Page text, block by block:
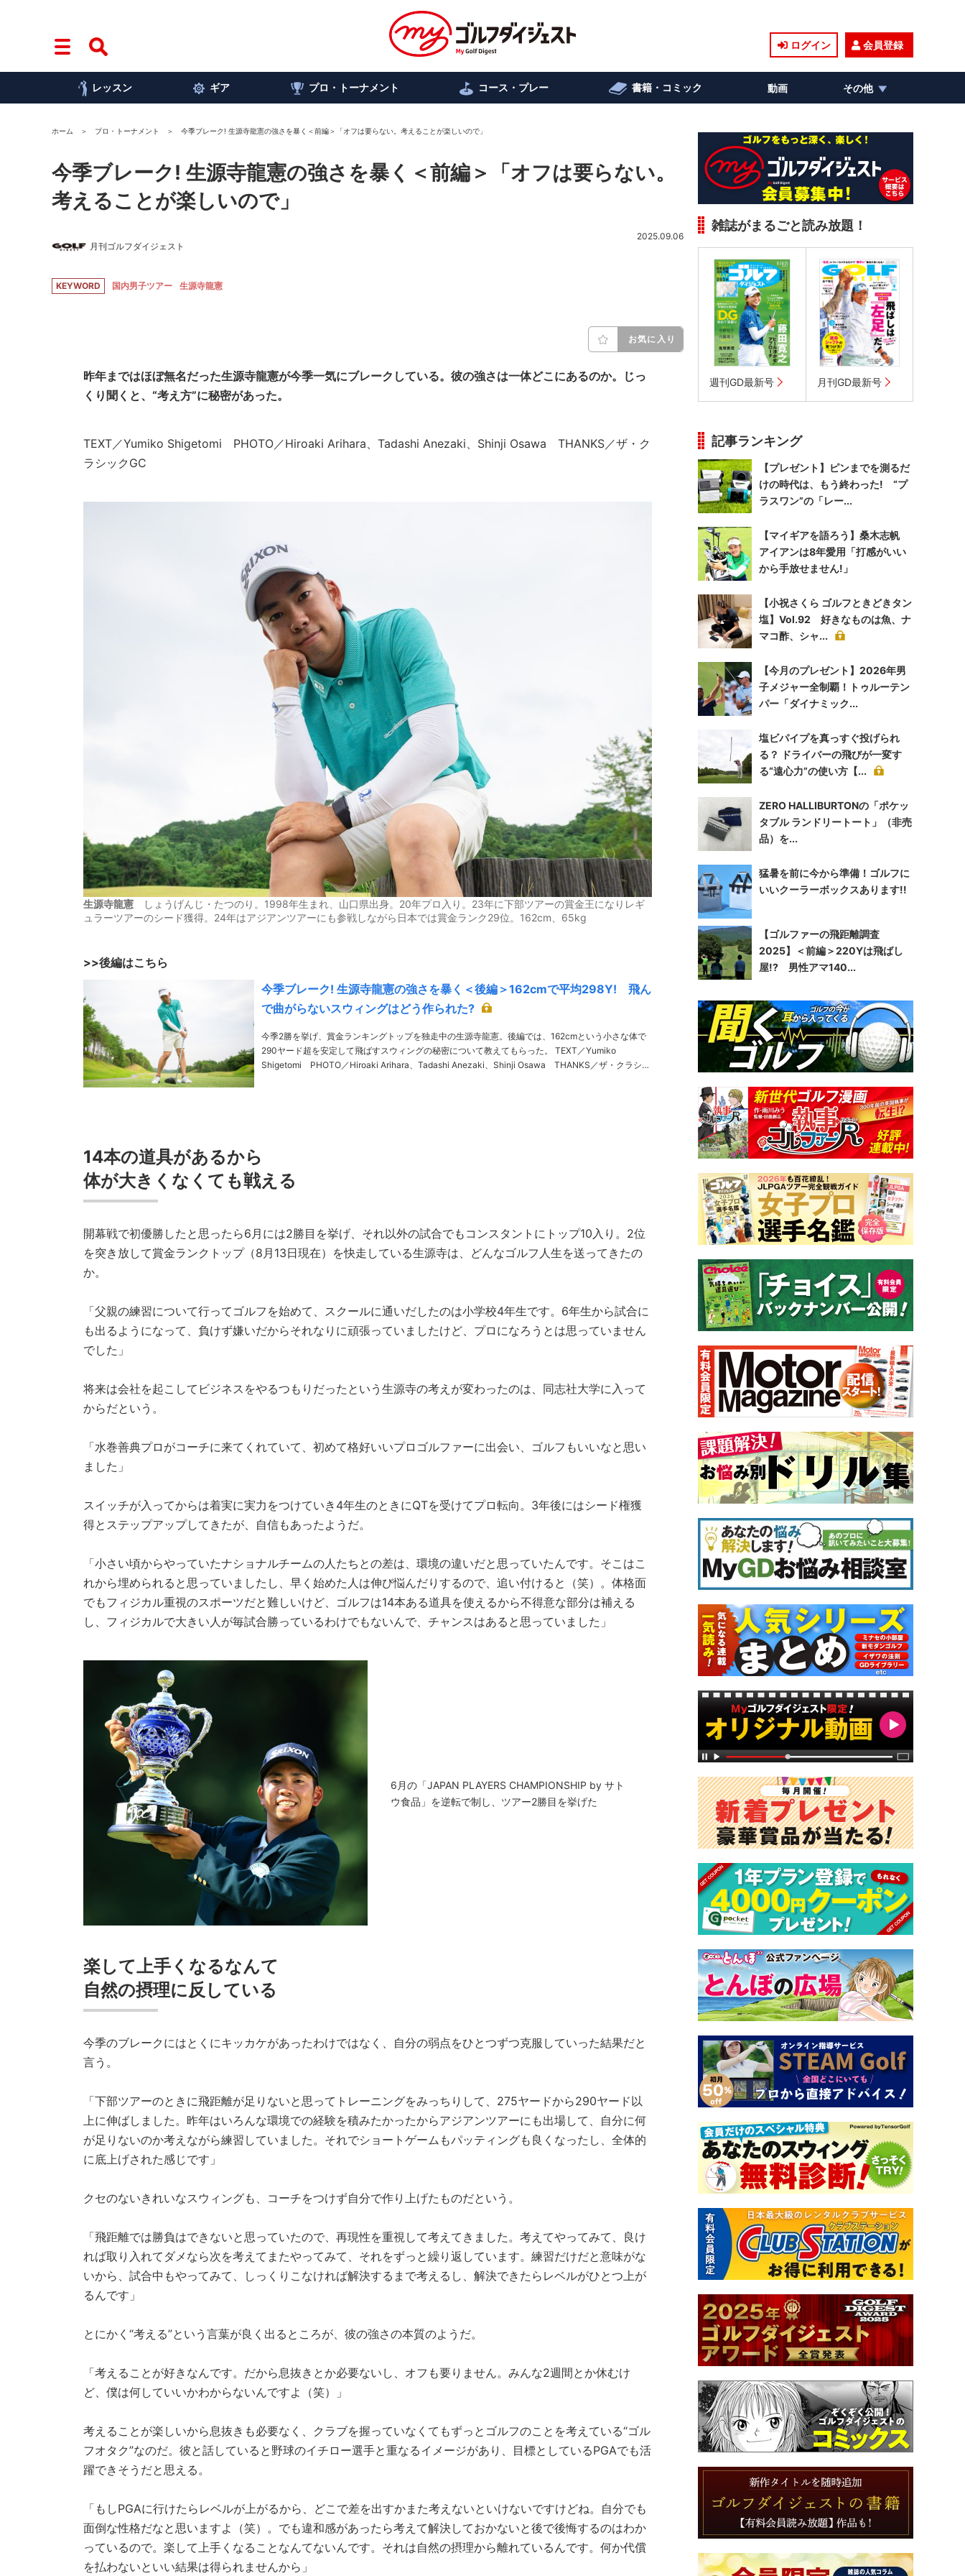
ログイン 会員登録
レッスン ギア プロ・トーナメント コース・プレー 書籍・コミック 動画 その他
ホーム プロ・トーナメント 今季ブレーク! 生源寺龍憲の強さを暴く＜前編＞「オフは要らない。考えることが楽しいので」
今季ブレーク! 生源寺龍憲の強さを暴く＜前編＞「オフは要らない。
考えることが楽しいので」
月刊ゴルフダイジェスト
2025.09.06
KEYWORD 国内男子ツアー 生源寺龍憲
お気に入り
昨年まではほぼ無名だった生源寺龍憲が今季一気にブレークしている。彼の強さは一体どこにあるのか。じっ
くり聞くと、“考え方”に秘密があった。
TEXT／Yumiko Shigetomi PHOTO／Hiroaki Arihara、Tadashi Anezaki、Shinji Osawa THANKS／ザ・ク
ラシックGC
生源寺龍憲 しょうげんじ・たつのり。1998年生まれ、山口県出身。20年プロ入り。23年に下部ツアーの賞金王になりレギ
ュラーツアーのシード獲得。24年はアジアンツアーにも参戦しながら日本では賞金ランク29位。162cm、65kg
>>後編はこちら
今季ブレーク! 生源寺龍憲の強さを暴く＜後編＞162cmで平均298Y! 飛ん
で曲がらないスウィングはどう作られた?
今季2勝を挙げ、賞金ランキングトップを独走中の生源寺龍憲。後編では、162cmという小さな体で
290ヤード超を安定して飛ばすスウィングの秘密について教えてもらった。 TEXT／Yumiko
Shigetomi PHOTO／Hiroaki Arihara、Tadashi Anezaki、Shinji Osawa THANKS／ザ・クラシッ
14本の道具があるから
体が大きくなくても戦え る
開幕戦で初優勝したと思ったら6月には2勝目を挙げ、それ以外の試合でもコンスタントにトップ10入り。2位
を突き放して賞金ランクトップ（8月13日現在）を快走している生源寺は、どんなゴルフ人生を送ってきたの
か。
「父親の練習について行ってゴルフを始めて、スクールに通いだしたのは小学校4年生です。6年生から試合に
も出るようになって、負けず嫌いだからそれなりに頑張っていましたけど、プロになろうとは思っていません
でした」
将来は会社を起こしてビジネスをやるつもりだったという生源寺の考えが変わったのは、同志社大学に入って
からだという。
「水巻善典プロがコーチに来てくれていて、初めて格好いいプロゴルファーに出会い、ゴルフもいいなと思い
ました」
スイッチが入ってからは着実に実力をつけていき4年生のときにQTを受けてプロ転向。3年後にはシード権獲
得とステップアップしてきたが、自信もあったようだ。
「小さい頃からやっていたナショナルチームの人たちとの差は、環境の違いだと思っていたんです。そこはこ
れから埋められると思っていましたし、早く始めた人は伸び悩んだりするので、追い付けると（笑）。体格面
でもフィジカル重視のスポーツだと難しいけど、ゴルフは14本ある道具を使えるから不得意な部分は補える
し、フィジカルで大きい人が毎試合勝っているわけでもないんで、チャンスはあると思っていました」
6月の「JAPAN PLAYERS CHAMPIONSHIP by サト
ウ食品」を逆転で制し、ツアー2勝目を挙げた
楽して上手くなるなんて
自然の摂理に反している
今季のブレークにはとくにキッカケがあったわけではなく、自分の弱点をひとつずつ克服していった結果だと
言う。
「下部ツアーのときに飛距離が足りないと思ってトレーニングをみっちりして、275ヤードから290ヤード以
上に伸ばしました。昨年はいろんな環境での経験を積みたかったからアジアンツアーにも出場して、自分に何
が足りないのか考えながら練習していました。それでショートゲームもパッティングも良くなったし、全体的
に底上げされた感じです」
クセのないきれいなスウィングも、コーチをつけず自分で作り上げたものだという。
「飛距離では勝負はできないと思っていたので、再現性を重視して考えてきました。考えてやってみて、良け
れば取り入れてダメなら次を考えてまたやってみて、それをずっと繰り返しています。練習だけだと意味がな
いから、試合中もやってみて、しっくりこなければ解決するまで考えるし、解決できたらレベルがひとつ上が
るんです」
とにかく“考える”という言葉が良く出るところが、彼の強さの本質のようだ。
「考えることが好きなんです。だから息抜きとか必要ないし、オフも要りません。みんな2週間とか休むけ
ど、僕は何していいかわからないんですよ（笑）」
考えることが楽しいから息抜きも必要なく、クラブを握っていなくてもずっとゴルフのことを考えている“ゴル
フオタク”なのだ。彼と話していると野球のイチロー選手と重なるイメージがあり、目標としているPGAでも活
躍できそうだと思える。
「もしPGAに行けたらレベルが上がるから、どこで差を出すかまた考えないといけないですけどね。自分でも
面倒な性格だなと思いますよ（笑）。でも違和感があったら考えて解決しておかないと後で後悔するのはわか
っているので。楽して上手くなることなんてないんです。それは自然の摂理から離れているんです。何か代償
を払わないといい結果は得られませんから」
雑誌がまるごと読み放題！
週刊GD最新号 月刊GD最新号
記事ランキング
【プレゼント】ピンまでを測るだ
けの時代は、もう終わった! “プ
ラスワン”の「レー...
【マイギアを語ろう】桑木志帆
アイアンは8年愛用「打感がいい
から手放せません!」
【小祝さくら ゴルフときどきタン
塩】Vol.92 好きなものは魚、ナ
マコ酢、シャ...
【今月のプレゼント】2026年男
子メジャー全制覇！トゥルーテン
パー「ダイナミック...
塩ビパイプを真っすぐ投げられ
る？ ドライバーの飛びが一変す
る“遠心力”の使い方【...
ZERO HALLIBURTONの「ポケッ
タブル ランドリートート」（非売
品）を...
猛暑を前に今から準備！ゴルフに
いいクーラーボックスあります!!
【ゴルファーの飛距離調査
2025】＜前編＞220Yは飛ばし
屋!? 男性アマ140...